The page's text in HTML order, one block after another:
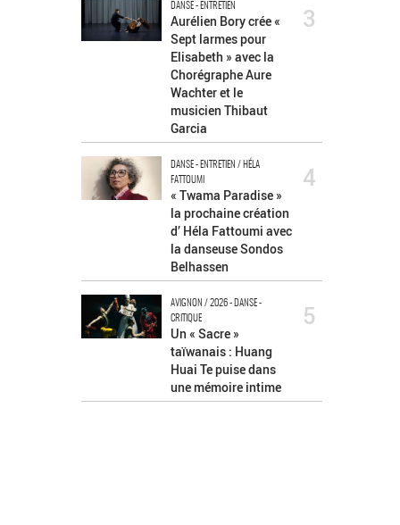
DANSE - ENTRETIEN
Aurélien Bory crée «
Sept larmes pour
Elisabeth » avec la
Chorégraphe Aure
Wachter et le
musicien Thibaut
Garcia
3
DANSE - ENTRETIEN / HÉLA
FATTOUMI
« Twama Paradise »
la prochaine création
d’ Héla Fattoumi avec
la danseuse Sondos
Belhassen
4
AVIGNON / 2026 - DANSE -
CRITIQUE
Un « Sacre »
taïwanais : Huang
Huai Te puise dans
une mémoire intime
5